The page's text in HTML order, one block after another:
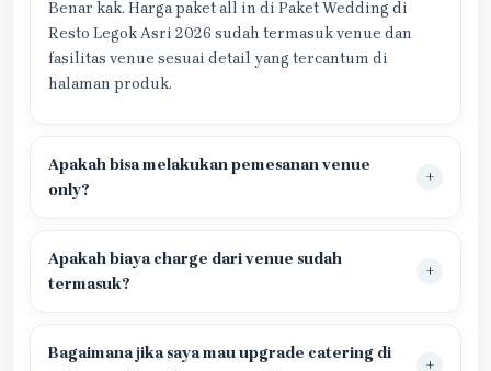
Benar kak. Harga paket all in di Paket Wedding di
Resto Legok Asri 2026 sudah termasuk venue dan
fasilitas venue sesuai detail yang tercantum di
halaman produk.
Apakah bisa melakukan pemesanan venue
only?
Apakah biaya charge dari venue sudah
termasuk?
Bagaimana jika saya mau upgrade catering di